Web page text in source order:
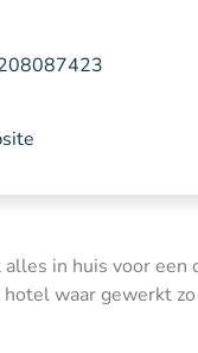
in huis voor een
waar gewerkt